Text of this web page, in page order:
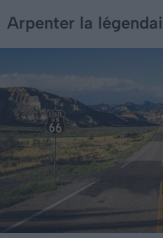
Arpenter la